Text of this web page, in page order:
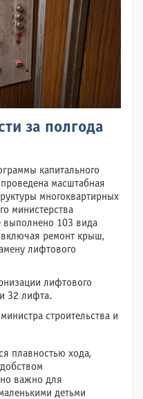
за полгода
капитального
масштабная
многоквартирных
министерства
выполнено 103 вида
ремонт крыш,
лифтового
лифтового
32 лифта.
строительства и
плавностью хода,
важно для
детьми